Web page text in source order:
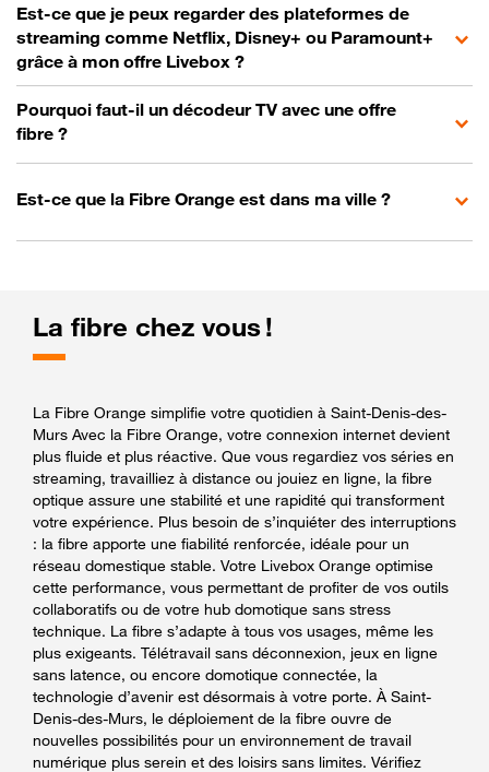
Est-ce que je peux regarder des plateformes de
streaming comme Netflix, Disney+ ou Paramount+
grâce à mon offre Livebox ?
Pourquoi faut-il un décodeur TV avec une offre
fibre ?
Est-ce que la Fibre Orange est dans ma ville ?
La fibre chez vous !
La Fibre Orange simplifie votre quotidien à Saint-Denis-des-
Murs Avec la Fibre Orange, votre connexion internet devient
plus fluide et plus réactive. Que vous regardiez vos séries en
streaming, travailliez à distance ou jouiez en ligne, la fibre
optique assure une stabilité et une rapidité qui transforment
votre expérience. Plus besoin de s’inquiéter des interruptions
: la fibre apporte une fiabilité renforcée, idéale pour un
réseau domestique stable. Votre Livebox Orange optimise
cette performance, vous permettant de profiter de vos outils
collaboratifs ou de votre hub domotique sans stress
technique. La fibre s’adapte à tous vos usages, même les
plus exigeants. Télétravail sans déconnexion, jeux en ligne
sans latence, ou encore domotique connectée, la
technologie d’avenir est désormais à votre porte. À Saint-
Denis-des-Murs, le déploiement de la fibre ouvre de
nouvelles possibilités pour un environnement de travail
numérique plus serein et des loisirs sans limites. Vérifiez